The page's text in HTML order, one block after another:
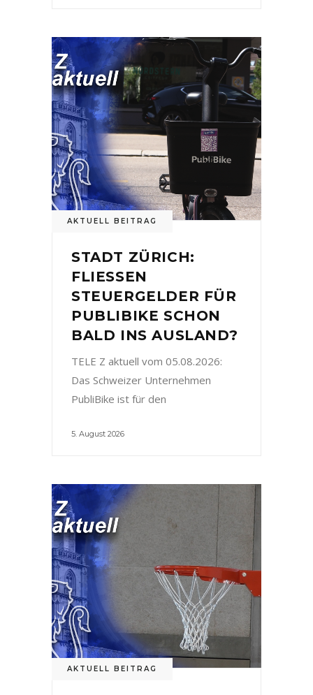
AKTUELL BEITRAG
STADT ZÜRICH:
FLIESSEN
STEUERGELDER FÜR
PUBLIBIKE SCHON
BALD INS AUSLAND?
TELE Z aktuell vom 05.08.2026:
Das Schweizer Unternehmen
PubliBike ist für den
5. August 2026
AKTUELL BEITRAG